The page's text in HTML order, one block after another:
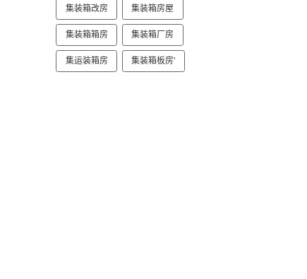
集装箱改房 集装箱房屋
集装箱箱房 集装箱厂房
集运装箱房 集装箱板房'